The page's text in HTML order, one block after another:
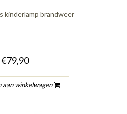
kinderlamp brandweer
€79,90
aan winkelwagen